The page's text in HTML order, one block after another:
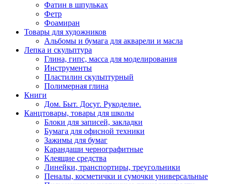
Фатин в шпульках
Фетр
Фоамиран
Товары для художников
Альбомы и бумага для акварели и масла
Лепка и скульптура
Глина, гипс, масса для моделирования
Инструменты
Пластилин скульптурный
Полимерная глина
Книги
Дом. Быт. Досуг. Рукоделие.
Канцтовары, товары для школы
Блоки для записей, закладки
Бумага для офисной техники
Зажимы для бумаг
Карандаши чернографитные
Клеящие средства
Линейки, транспортиры, треугольники
Пеналы, косметички и сумочки универсальные